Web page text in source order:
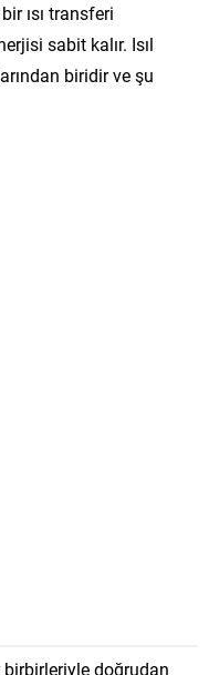
ısı transferi
sabit kalır. Isıl
biridir ve şu
birbirleriyle doğrudan